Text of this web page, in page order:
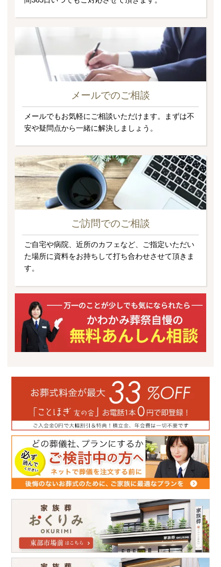
メールでのご相談
メールでもお気軽にご相談いただけます。まずは不
安や疑問点から一緒に解決しましょう。
ご訪問でのご相談
ご自宅や病院、近所のカフェなど、ご指定いただい
た場所に資料をお持ちして打ち合わせさせて頂きま
す。